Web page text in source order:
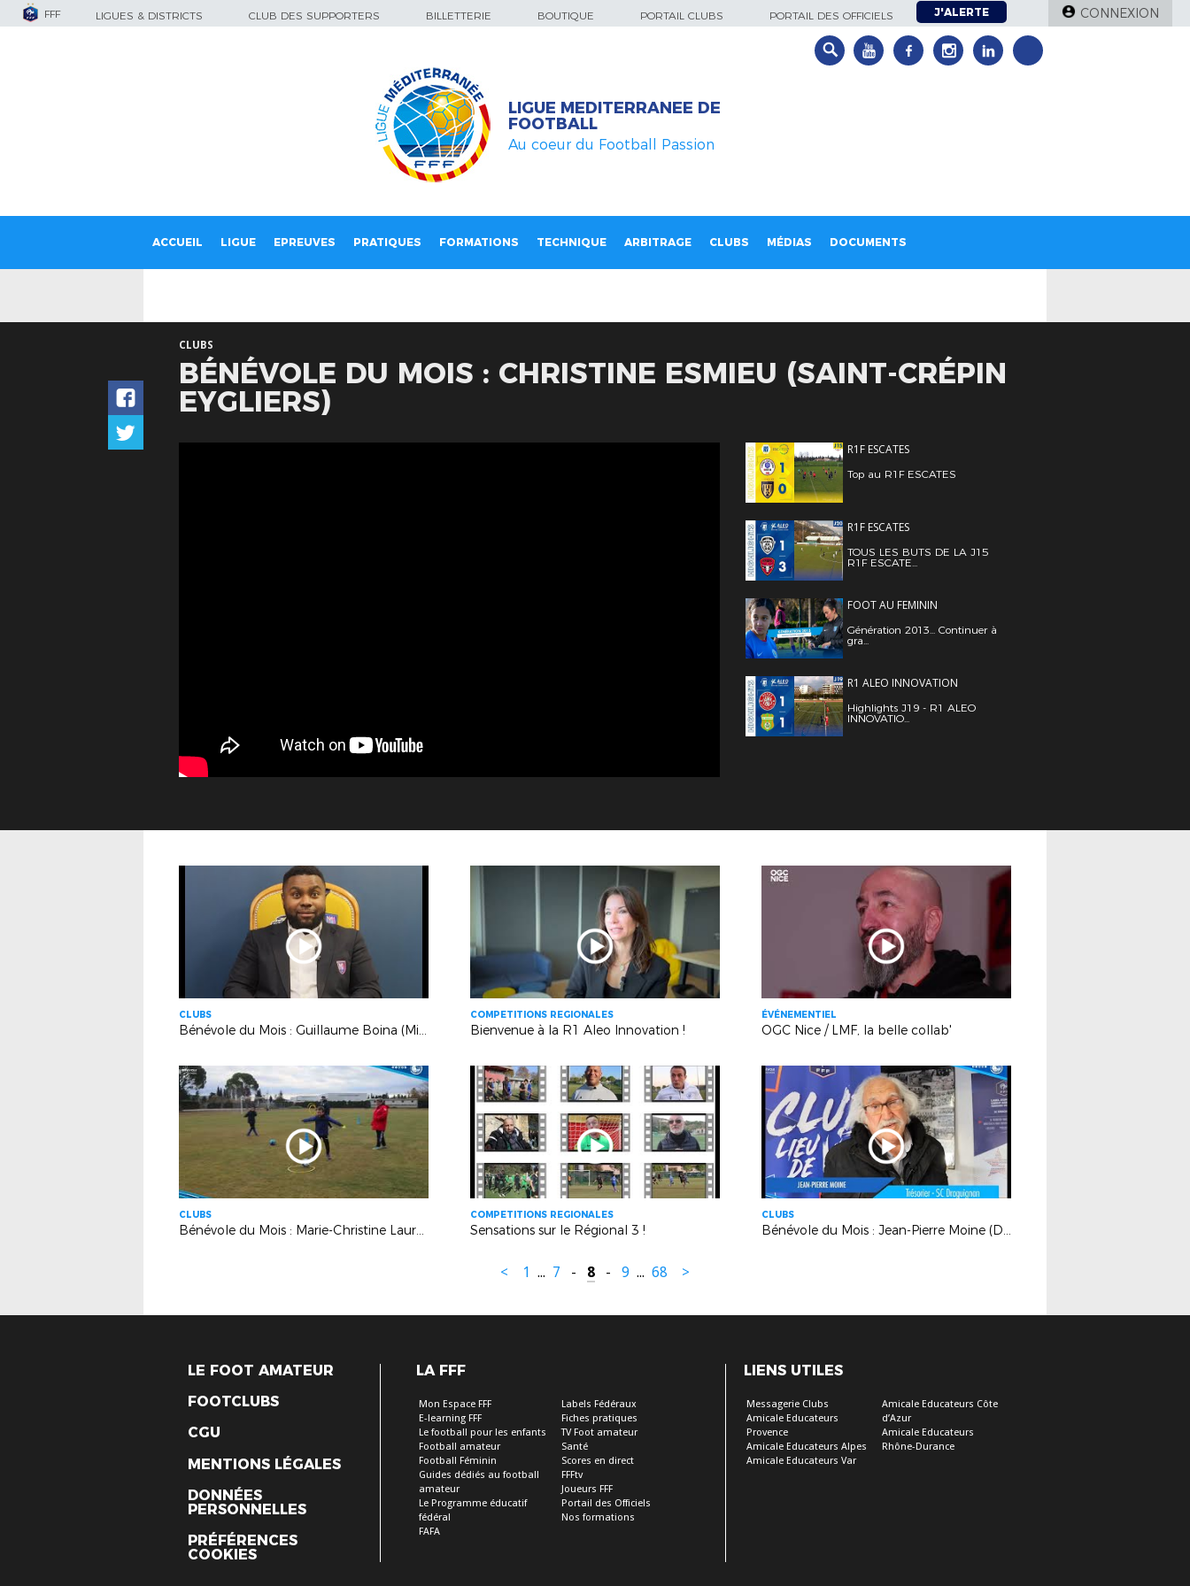
FFF LIGUES & DISTRICTS CLUB DES SUPPORTERS BILLETTERIE BOUTIQUE PORTAIL CLUBS PORTAIL DES OFFICIELS J'ALERTE CONNEXION
LIGUE MEDITERRANEE DE
FOOTBALL
Au coeur du Football Passion
ACCUEIL LIGUE EPREUVES PRATIQUES FORMATIONS TECHNIQUE ARBITRAGE CLUBS MÉDIAS DOCUMENTS
CLUBS
BÉNÉVOLE DU MOIS : CHRISTINE ESMIEU (SAINT-CRÉPIN
EYGLIERS)
R1F ESCATES
Top au R1F ESCATES
R1F ESCATES
TOUS LES BUTS DE LA J15
R1F ESCATE...
FOOT AU FEMININ
Génération 2013... Continuer à
gra...
R1 ALEO INNOVATION
Highlights J19 - R1 ALEO
INNOVATIO...
CLUBS
Bénévole du Mois : Guillaume Boina (Minots de Marseille)
COMPETITIONS REGIONALES
Bienvenue à la R1 Aleo Innovation !
ÉVÉNEMENTIEL
OGC Nice / LMF, la belle collab'
CLUBS
Bénévole du Mois : Marie-Christine Laurençot (Cabannes)
COMPETITIONS REGIONALES
Sensations sur le Régional 3 !
CLUBS
Bénévole du Mois : Jean-Pierre Moine (Draguignan)
< 1 ... 7 - 8 - 9 ... 68 >
LE FOOT AMATEUR
FOOTCLUBS
CGU
MENTIONS LÉGALES
DONNÉES
PERSONNELLES
PRÉFÉRENCES
COOKIES
LA FFF
Mon Espace FFF
E-learning FFF
Le football pour les enfants
Football amateur
Football Féminin
Guides dédiés au football
amateur
Le Programme éducatif
fédéral
FAFA
Labels Fédéraux
Fiches pratiques
TV Foot amateur
Santé
Scores en direct
FFFtv
Joueurs FFF
Portail des Officiels
Nos formations
LIENS UTILES
Messagerie Clubs
Amicale Educateurs
Provence
Amicale Educateurs Alpes
Amicale Educateurs Var
Amicale Educateurs Côte
d’Azur
Amicale Educateurs
Rhône-Durance